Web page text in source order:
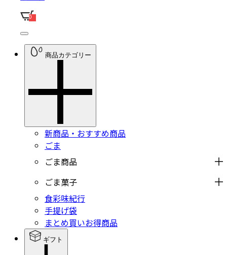
0
商品カテゴリー
新商品・おすすめ商品
ごま
ごま商品
ごま菓子
食彩味紀行
手提げ袋
まとめ買いお得商品
ギフト